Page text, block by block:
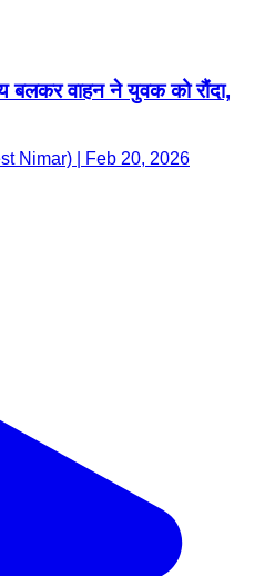
वाहन ने युवक को रौंदा,
Nimar) | Feb 20, 2026